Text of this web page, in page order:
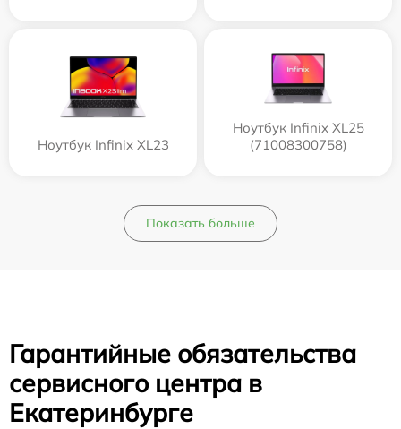
Ноутбук Infinix XL23
Ноутбук Infinix XL25
(71008300758)
Показать больше
Гарантийные обязательства
сервисного центра в
Екатеринбурге